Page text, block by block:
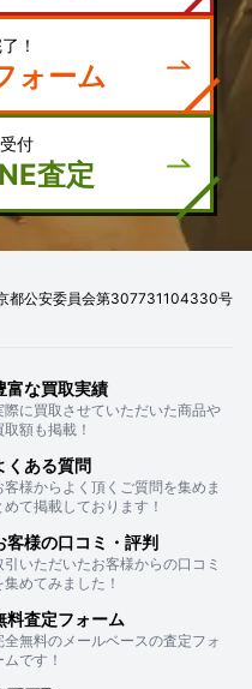
！
ォーム
付
査定
都公安委員会第307731104330号
富な買取実績
際に買取させていただいた商品や
取額も掲載！
くある質問
客様からよく頂くご質問を集めま
めて掲載しております！
客様の口コミ・評判
引いただいたお客様からの口コミ
集めてみました！
料査定フォーム
全無料のメールベースの査定フォ
ムです！